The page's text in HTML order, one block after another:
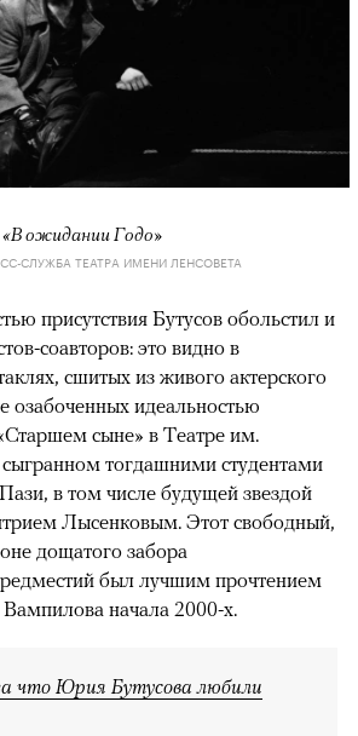
ожидании Годо»
СЛУЖБА ТЕАТРА ИМЕНИ ЛЕНСОВЕТА
присутствия Бутусов обольстил и
соавторов: это видно в
сшитых из живого актерского
озабоченных идеальностью
сыне» в Театре им.
тогдашними студентами
в том числе будущей звездой
Лысенковым. Этот свободный,
дощатого забора
был лучшим прочтением
начала 2000-х.
что Юрия Бутусова любили